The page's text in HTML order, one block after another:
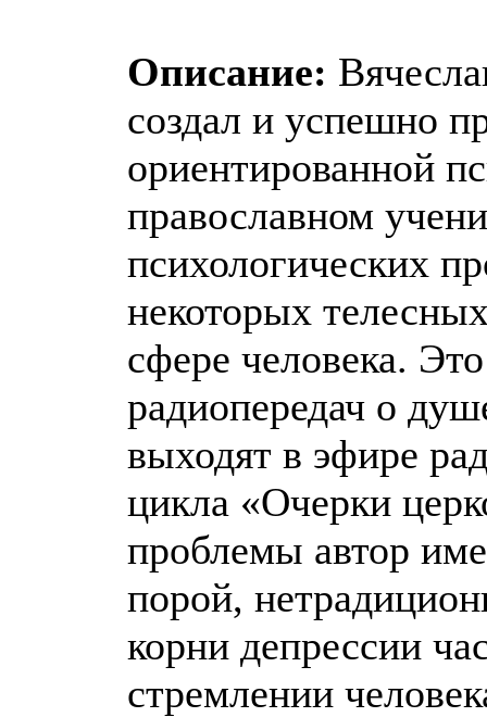
Описание:
создал и успешно
ориентированной
православном
психологических
некоторых
сфере человека.
радиопередач о
выходят в эфире
цикла «Очерки
проблемы автор
порой,
корни депрессии
стремлении